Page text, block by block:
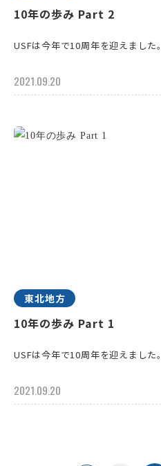
10年の歩み Part 2
USFは今年で10周年を迎えました。
2021.09.20
東北地方
10年の歩み Part 1
USFは今年で10周年を迎えました。
2021.09.20